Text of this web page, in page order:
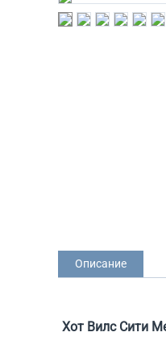
Описание
Хот Вилс Сити